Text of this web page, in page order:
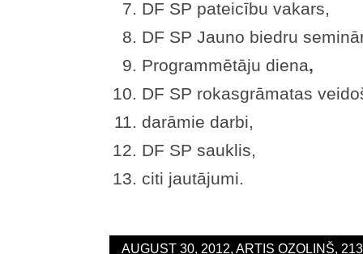
DF SP pateicību vakars,
DF SP Jauno biedru
Programmētāju diena,
DF SP rokasgrāmatas
darāmie darbi,
DF SP sauklis,
citi jautājumi.
AUGUST 30, 2012, ARTIS OZOLIŅŠ,